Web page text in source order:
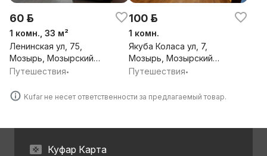
60 р.
1 комн., 33 м²
Ленинская ул, 75,
Мозырь, Мозырский
район, Гомельская обл.
Путешествия•
100 р.
1 комн.
Якуба Коласа ул, 7,
Мозырь, Мозырский
район, Гомельская обл.
Путешествия•
Kufar не несет ответственности за предлагаемый товар.
Куфар Карта